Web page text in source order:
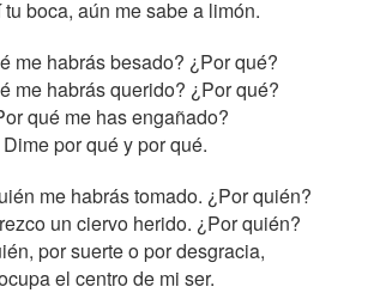
tu boca, aún me sabe a limón.
me habrás besado? ¿Por qué?
me habrás querido? ¿Por qué?
qué me has engañado?
Dime por qué y por qué.
me habrás tomado. ¿Por quién?
un ciervo herido. ¿Por quién?
por suerte o por desgracia,
el centro de mi ser.